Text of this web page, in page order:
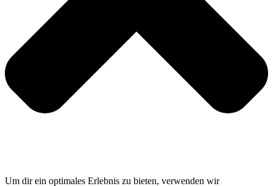
Um dir ein optimales Erlebnis zu bieten, verwenden wir